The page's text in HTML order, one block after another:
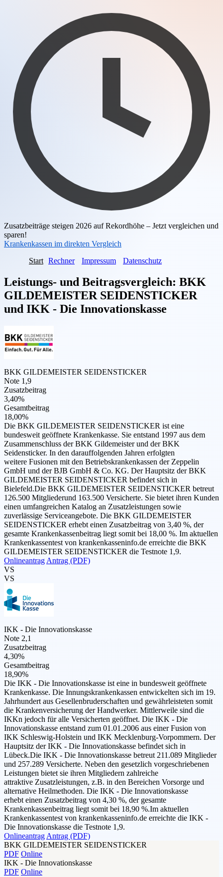
Zusatzbeiträge steigen 2026 auf Rekordhöhe – Jetzt vergleichen und
sparen!
Krankenkassen im direkten Vergleich
Start Rechner Impressum Datenschutz
Leistungs- und Beitragsvergleich: BKK
GILDEMEISTER SEIDENSTICKER
und IKK - Die Innovationskasse
BKK GILDEMEISTER SEIDENSTICKER
Note 1,9
Zusatzbeitrag
3,40%
Gesamtbeitrag
18,00%
Die BKK GILDEMEISTER SEIDENSTICKER ist eine
bundesweit geöffnete Krankenkasse. Sie entstand 1997 aus dem
Zusammenschluss der BKK Gildemeister und der BKK
Seidensticker. In den darauffolgenden Jahren erfolgten
weitere Fusionen mit den Betriebskrankenkassen der Zeppelin
GmbH und der BJB GmbH & Co. KG. Der Hauptsitz der BKK
GILDEMEISTER SEIDENSTICKER befindet sich in
Bielefeld.Die BKK GILDEMEISTER SEIDENSTICKER betreut
126.500 Mitgliederund 163.500 Versicherte. Sie bietet ihren Kunden
einen umfangreichen Katalog an Zusatzleistungen sowie
zuverlässige Serviceangebote. Die BKK GILDEMEISTER
SEIDENSTICKER erhebt einen Zusatzbeitrag von 3,40 %, der
gesamte Krankenkassenbeitrag liegt somit bei 18,00 %. Im aktuellen
Krankenkassentest von krankenkasseninfo.de erreichte die BKK
GILDEMEISTER SEIDENSTICKER die Testnote 1,9.
Onlineantrag Antrag (PDF)
VS
VS
IKK - Die Innovationskasse
Note 2,1
Zusatzbeitrag
4,30%
Gesamtbeitrag
18,90%
Die IKK - Die Innovationskasse ist eine in bundesweit geöffnete
Krankenkasse. Die Innungskrankenkassen entwickelten sich im 19.
Jahrhundert aus Gesellenbruderschaften und gewährleisteten somit
die Krankenversicherung der Handwerker. Mittlerweile sind die
IKKn jedoch für alle Versicherten geöffnet. Die IKK - Die
Innovationskasse entstand zum 01.01.2006 aus einer Fusion von
IKK Schleswig-Holstein und IKK Mecklenburg-Vorpommern. Der
Hauptsitz der IKK - Die Innovationskasse befindet sich in
Lübeck.Die IKK - Die Innovationskasse betreut 211.089 Mitglieder
und 257.289 Versicherte. Neben den gesetzlich vorgeschriebenen
Leistungen bietet sie ihren Mitgliedern zahlreiche
attraktive Zusatzleistungen, z.B. in den Bereichen Vorsorge und
alternative Heilmethoden. Die IKK - Die Innovationskasse
erhebt einen Zusatzbeitrag von 4,30 %, der gesamte
Krankenkassenbeitrag liegt somit bei 18,90 %.Im aktuellen
Krankenkassentest von krankenkasseninfo.de erreichte die IKK -
Die Innovationskasse die Testnote 1,9.
Onlineantrag Antrag (PDF)
BKK GILDEMEISTER SEIDENSTICKER
PDF Online
IKK - Die Innovationskasse
PDF Online